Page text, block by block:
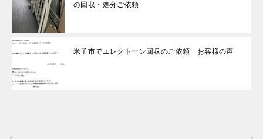
の回収・処分ご依頼
米子市でエレクトーン回収のご依頼 お客様の声